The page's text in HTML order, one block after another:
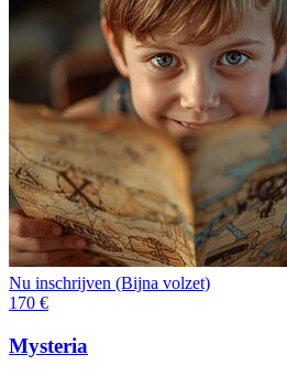
Nu inschrijven (Bijna volzet)
170 €
Mysteria